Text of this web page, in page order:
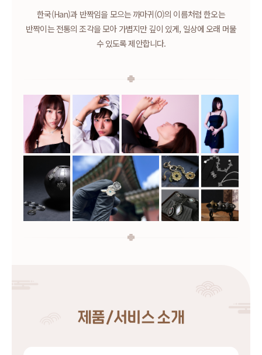
한국(Han)과 반짝임을 모으는 까마귀(O)의 이름처럼 한오는
반짝이는 전통의 조각을 모아 가볍지만 깊이 있게, 일상에 오래 머물
수 있도록 제안합니다.
제품/서비스 소개